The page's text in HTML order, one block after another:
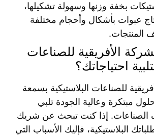
بخفة وزنها وسهولة تشكيلها،
عبوات بأشكال وأحجام مختلفة
المنتجات.
الأفريقية للصناعات
احتياجاتك؟
للصناعات البلاستيكية بسمعة
مبتكرة وعالية الجودة تلبي
الصناعات. إذا كنت تبحث عن شريك
البلاستيكية، فإليك الأسباب التي